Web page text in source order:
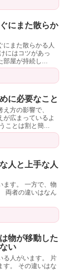
にまた散らか
にまた散らかる人
にはコツがあっ
部屋が持続し...
に必要なこと
方の影響で、
が広まっているよ
ことは割と簡...
人と上手な人
ます。 一方で、物
両者の違いはなん
物が移動した
い
る人がいます。 片
す。 その違いはな